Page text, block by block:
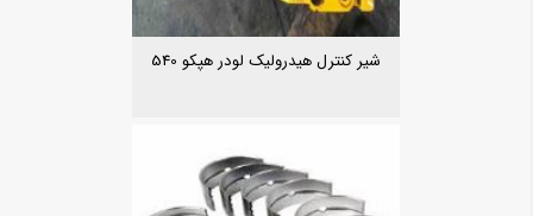
شیر کنترل هیدرولیک لودر هپکو 540